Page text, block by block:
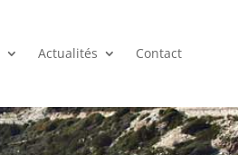
Actualités Contact